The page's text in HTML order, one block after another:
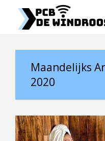
Maandelijks
2020